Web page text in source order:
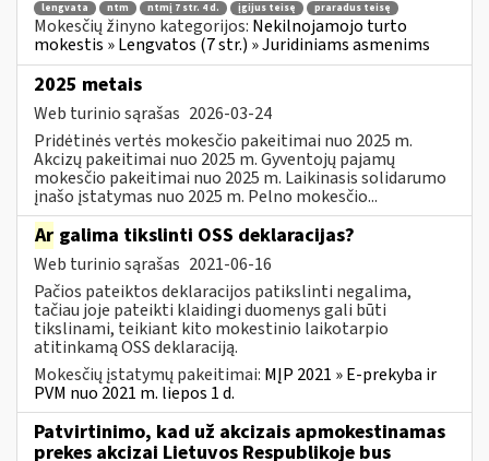
lengvata ntm ntmį 7 str. 4 d. įgijus teisę praradus teisę
Mokesčių žinyno kategorijos: Nekilnojamojo turto
mokestis » Lengvatos (7 str.) » Juridiniams asmenims
2025 metais
Web turinio sąrašas 2026-03-24
Pridėtinės vertės mokesčio pakeitimai nuo 2025 m.
Akcizų pakeitimai nuo 2025 m. Gyventojų pajamų
mokesčio pakeitimai nuo 2025 m. Laikinasis solidarumo
įnašo įstatymas nuo 2025 m. Pelno mokesčio...
Ar galima tikslinti OSS deklaracijas?
Web turinio sąrašas 2021-06-16
Pačios pateiktos deklaracijos patikslinti negalima,
tačiau joje pateikti klaidingi duomenys gali būti
tikslinami, teikiant kito mokestinio laikotarpio
atitinkamą OSS deklaraciją.
Mokesčių įstatymų pakeitimai: MĮP 2021 » E-prekyba ir
PVM nuo 2021 m. liepos 1 d.
Patvirtinimo, kad už akcizais apmokestinamas
prekes akcizai Lietuvos Respublikoje bus